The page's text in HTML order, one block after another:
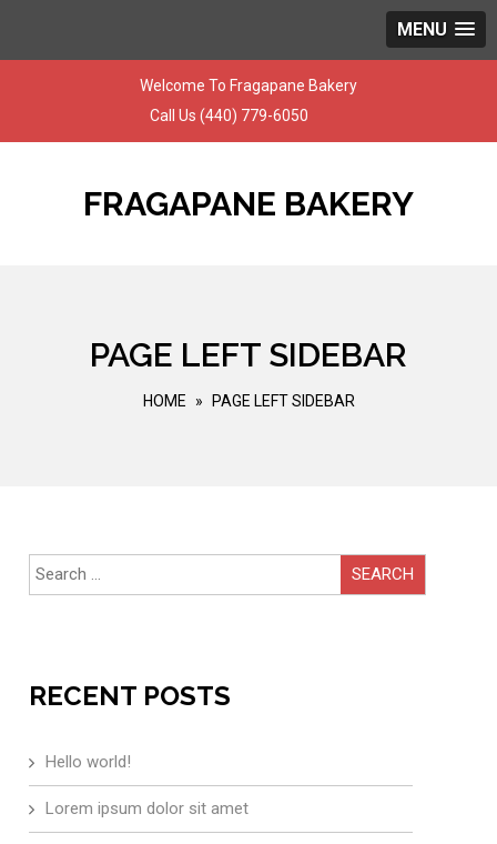
MENU
Welcome To Fragapane Bakery
Call Us (440) 779-6050
FRAGAPANE BAKERY
PAGE LEFT SIDEBAR
HOME » PAGE LEFT SIDEBAR
Search
for:
RECENT POSTS
Hello world!
Lorem ipsum dolor sit amet